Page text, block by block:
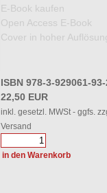
E-Book kaufen
Open Access E-Book
Cover in hoher
ISBN 978-3-929061-
22,50 EUR
inkl. gesetzl. MWSt - ggfs.
Versand